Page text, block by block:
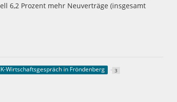
6,2 Prozent mehr Neuverträge (insgesamt
Wirtschaftsgespräch in Fröndenberg 3